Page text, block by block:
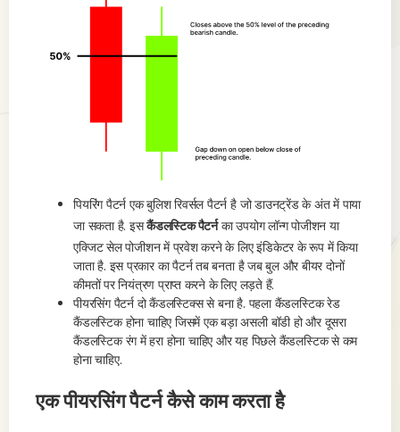
पियरिंग पैटर्न एक बुलिश रिवर्सल पैटर्न है जो डाउनट्रेंड के अंत में पाया
जा सकता है. इसकैंडलस्टिक पैटर्नका उपयोग लॉन्ग पोजीशन या
एक्जिट सेल पोजीशन में प्रवेश करने के लिए इंडिकेटर के रूप में किया
जाता है. इस प्रकार का पैटर्न तब बनता है जब बुल और बीयर दोनों
कीमतों पर नियंत्रण प्राप्त करने के लिए लड़ते हैं.
पीयरसिंग पैटर्न दो कैंडलस्टिक्स से बना है. पहला कैंडलस्टिक रेड
कैंडलस्टिक होना चाहिए जिसमें एक बड़ा असली बॉडी हो और दूसरा
कैंडलस्टिक रंग में हरा होना चाहिए और यह पिछले कैंडलस्टिक से कम
होना चाहिए.
एक पीयरसिंग पैटर्न कैसे काम करता है